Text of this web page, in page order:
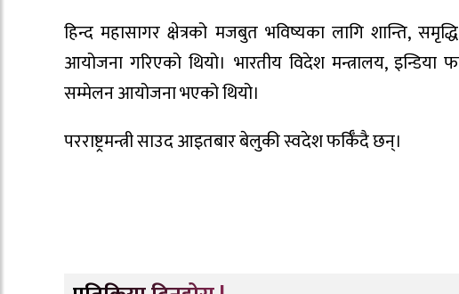
हिन्द महासागर क्षेत्रको मजबुत भविष्यका लागि शान्ति,
आयोजना गरिएको थियो। भारतीय विदेश मन्त्रालय,
सम्मेलन आयोजना भएको थियो।
परराष्ट्रमन्त्री साउद आइतबार बेलुकी स्वदेश फर्किँदै छन्।